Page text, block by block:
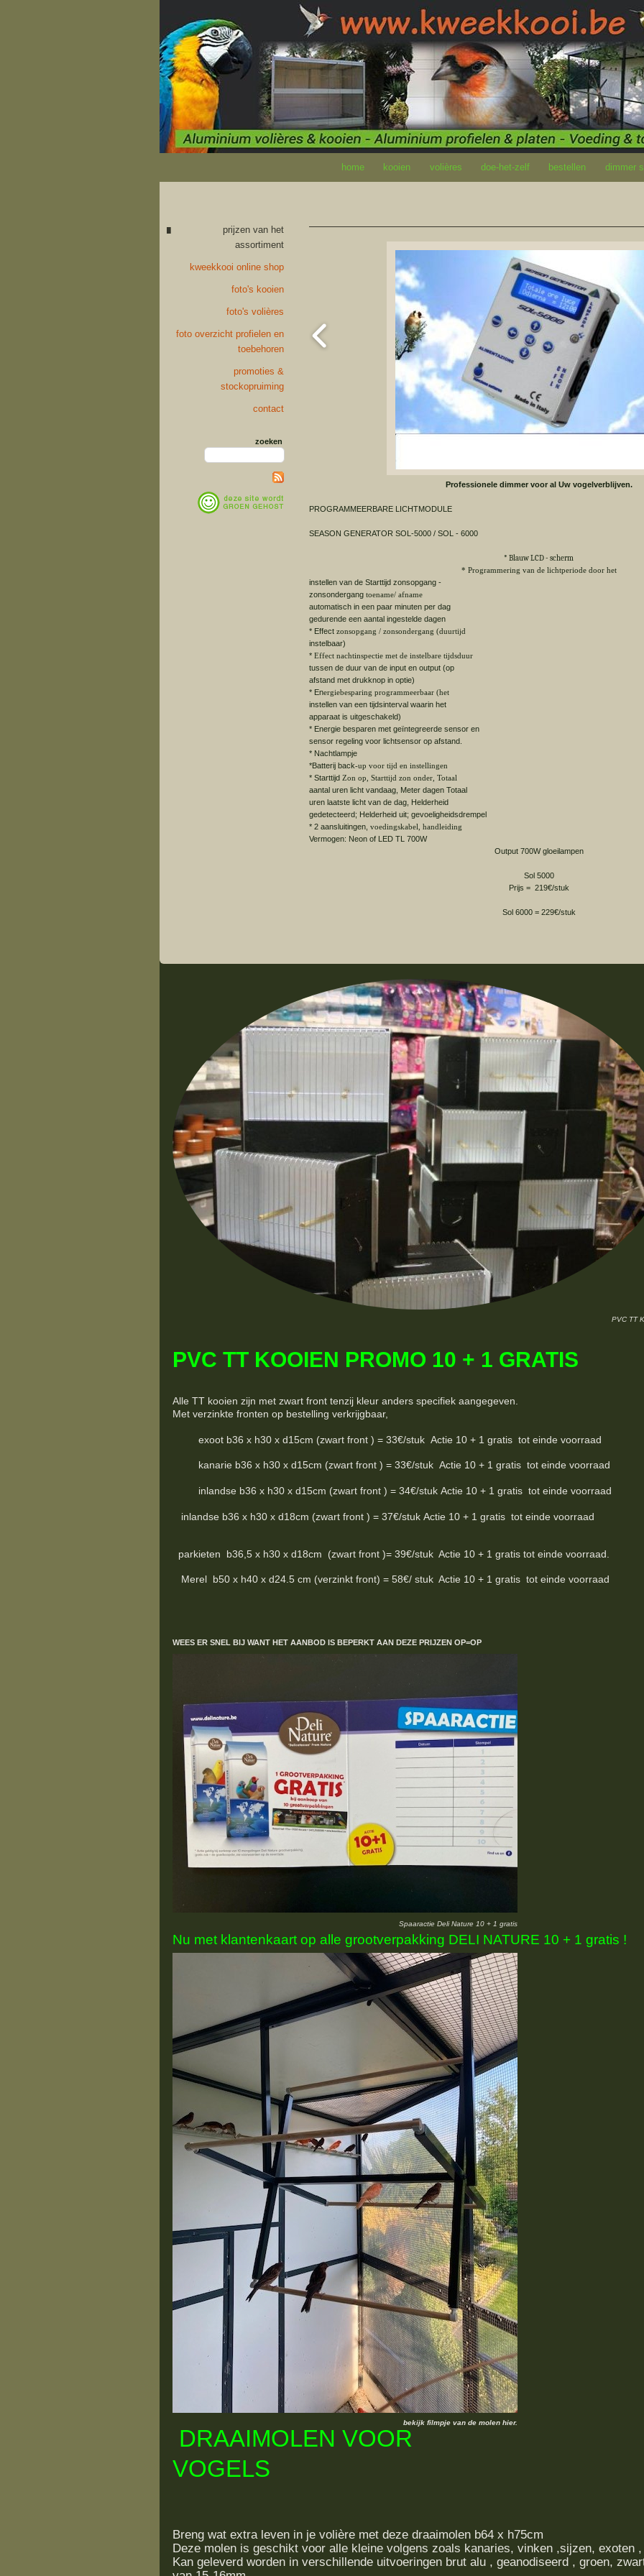
home kooien volières doe-het-zelf bestellen dimmer
prijzen van het
assortiment
kweekkooi online shop
foto's kooien
foto's volières
foto overzicht profielen en
toebehoren
promoties &
stockopruiming
contact
zoeken
Professionele dimmer voor al Uw vogelverblijven.
PROGRAMMEERBARE LICHTMODULE
SEASON GENERATOR SOL-5000 / SOL - 6000
* Blauw LCD - scherm
* Programmering van de lichtperiode door het
instellen van de Starttijd zonsopgang -
zonsondergangtoename/ afname
automatisch in een paar minuten per dag
gedurende een aantal ingestelde dagen
* Effectzonsopgang / zonsondergang (duurtijd
instelbaar)
*Effect nachtinspectie met de instelbare tijdsduur
tussen de duur van de input en output (op
afstand met drukknop in optie)
* Energiebesparing programmeerbaar (het
instellen van een tijdsinterval waarin het
apparaat is uitgeschakeld)
* Energie besparen met geïntegreerde sensor en
sensor regeling voor lichtsensor op afstand.
* Nachtlampje
*Batterij back-up voor tijd en instellingen
* StarttijdZon op, Starttijd zon onder, Totaal
aantal uren licht vandaag, Meter dagen Totaal
uren laatste licht van de dag, Helderheid
gedetecteerd; Helderheid uit; gevoeligheidsdrempel
* 2 aansluitingen,voedingskabel, handleiding
Vermogen: Neon of LED TL 700W
Output 700W gloeilampen
Sol 5000
Prijs = 219€/stuk
Sol 6000 = 229€/stuk
PVC TT
PVC TT KOOIEN PROMO 10 + 1 GRATIS
Alle TT kooien zijn met zwart front tenzij kleur anders specifiek aangegeven.
Met verzinkte fronten op bestelling verkrijgbaar,
exoot b36 x h30 x d15cm (zwart front ) = 33€/stuk Actie 10 + 1 gratis tot einde voorraad
kanarie b36 x h30 x d15cm (zwart front ) = 33€/stuk Actie 10 + 1 gratis tot einde voorraad
inlandse b36 x h30 x d15cm (zwart front ) = 34€/stuk Actie 10 + 1 gratis tot einde voorraad
inlandse b36 x h30 x d18cm (zwart front ) = 37€/stuk Actie 10 + 1 gratis tot einde voorraad
parkieten b36,5 x h30 x d18cm (zwart front )= 39€/stuk Actie 10 + 1 gratis tot einde voorraad.
Merel b50 x h40 x d24.5 cm (verzinkt front) = 58€/ stuk Actie 10 + 1 gratis tot einde voorraad
WEES ER SNEL BIJ WANT HET AANBOD IS BEPERKT AAN DEZE PRIJZEN OP=OP
Spaaractie Deli Nature 10 + 1 gratis
Nu met klantenkaart op alle grootverpakking DELI NATURE 10 + 1 gratis !
bekijk filmpje van de molen hier.
DRAAIMOLEN VOOR
VOGELS
Breng wat extra leven in je volière met deze draaimolen b64 x h75cm
Deze molen is geschikt voor alle kleine volgens zoals kanaries, vinken ,sijzen, exoten
Kan geleverd worden in verschillende uitvoeringen brut alu , geanodiseerd , groen,